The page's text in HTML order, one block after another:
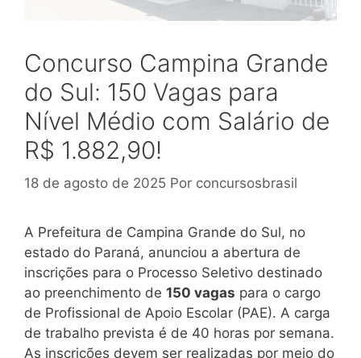
Concurso Campina Grande
do Sul: 150 Vagas para
Nível Médio com Salário de
R$ 1.882,90!
18 de agosto de 2025 Por concursosbrasil
A Prefeitura de Campina Grande do Sul, no
estado do Paraná, anunciou a abertura de
inscrições para o Processo Seletivo destinado
ao preenchimento de 150 vagas para o cargo
de Profissional de Apoio Escolar (PAE). A carga
de trabalho prevista é de 40 horas por semana.
As inscrições devem ser realizadas por meio do